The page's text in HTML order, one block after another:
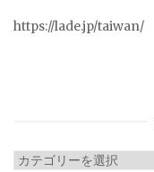
https://lade.jp/taiwan/
カ